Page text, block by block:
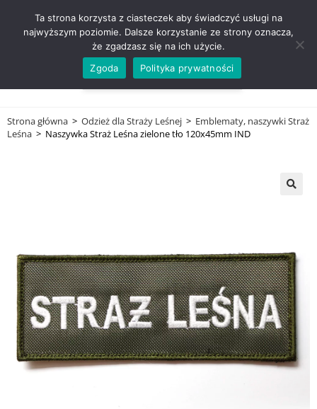
ZADZWOŃ TEL. 600 352 938
Strona główna > Odzież dla Straży Leśnej > Emblematy, naszywki Straż
Leśna > Naszywka Straż Leśna zielone tło 120x45mm IND
Ta strona korzysta z ciasteczek aby świadczyć usługi na
najwyższym poziomie. Dalsze korzystanie ze strony oznacza,
że zgadzasz się na ich użycie.
Zgoda
Polityka prywatności